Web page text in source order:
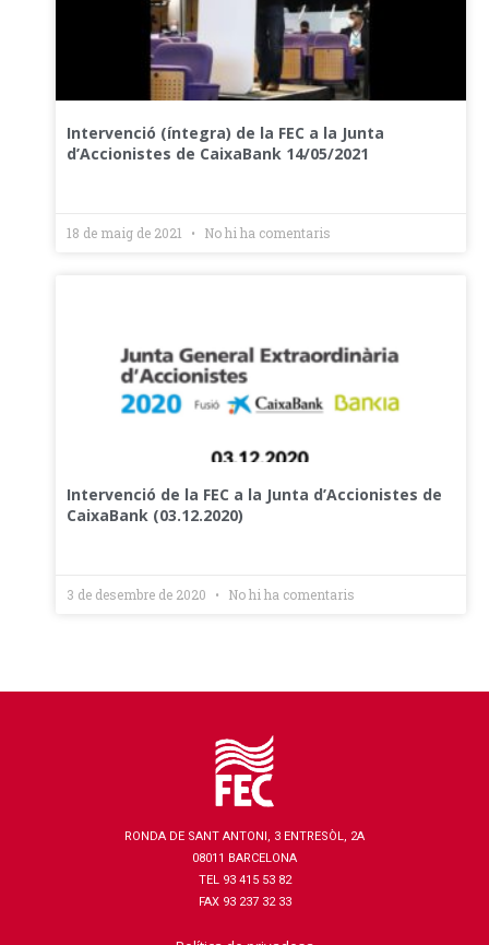
Intervenció (íntegra) de la FEC a la Junta
d’Accionistes de CaixaBank 14/05/2021
18 de maig de 2021 No hi ha comentaris
Intervenció de la FEC a la Junta d’Accionistes de
CaixaBank (03.12.2020)
3 de desembre de 2020 No hi ha comentaris
RONDA DE SANT ANTONI, 3 ENTRESÒL, 2A
08011 BARCELONA
TEL 93 415 53 82
FAX 93 237 32 33